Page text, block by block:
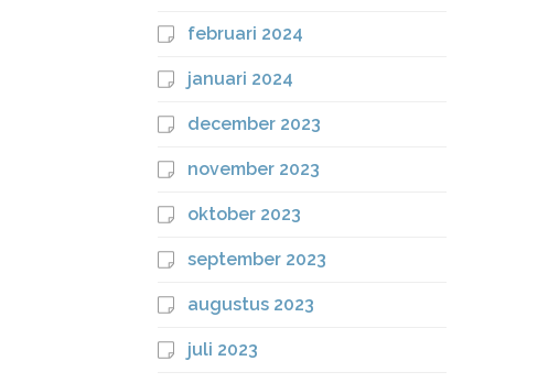
februari 2024
januari 2024
december 2023
november 2023
oktober 2023
september 2023
augustus 2023
juli 2023